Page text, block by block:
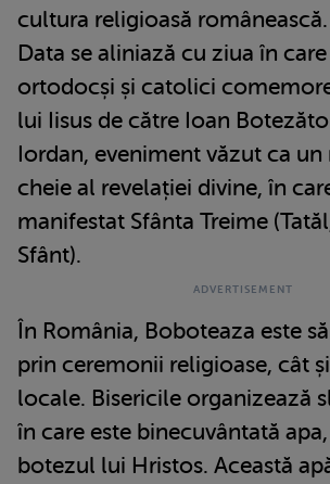
cultura religioasă românească.
Data se aliniază cu ziua în
ortodocși și catolici
lui Iisus de către Ioan
Iordan, eveniment văzut ca
cheie al revelației divine, în
manifestat Sfânta Treime
Sfânt).
În România, Boboteaza este
prin ceremonii religioase, cât
locale. Bisericile organizează
în care este binecuvântată
botezul lui Hristos. Această